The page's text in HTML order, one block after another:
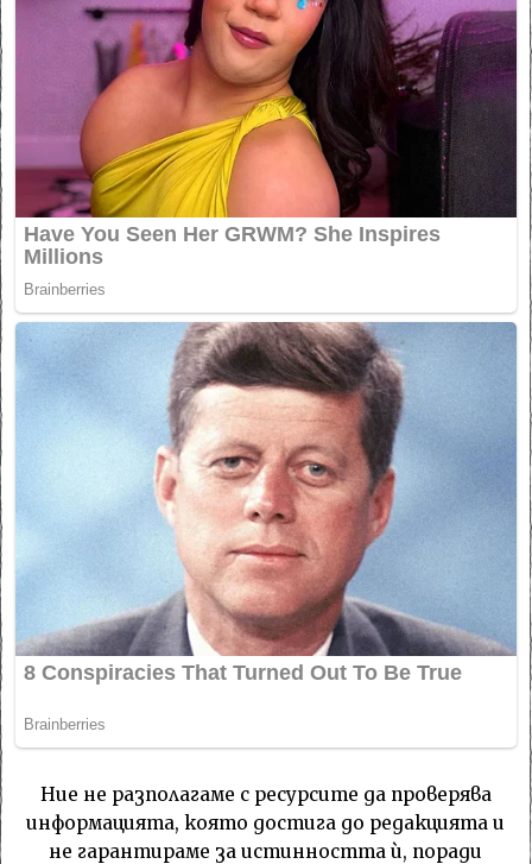
Ние не разполагаме с ресурсите да проверява
информацията, която достига до редакцията и
не гарантираме за истинността ѝ, поради